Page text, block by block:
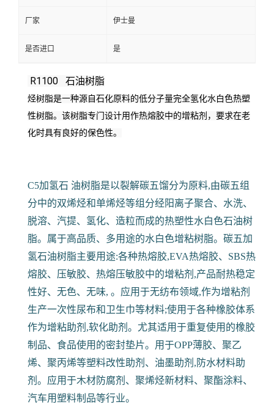
厂家 伊士曼
是否进口 是
R1100 石油树脂
烃树脂是一种源自石化原料的低分子量完全氢化水白色热塑
性树脂。 该树脂专门设计用作热熔胶中的增粘剂，要求在老
化时具有良好的保色性。
C5加氢石 油树脂是以裂解碳五馏分为原料,由碳五组
分中的双烯烃和单烯烃等组分经阳离子聚合、水洗、
脱溶、汽提、氢化、造粒而成的热塑性水白色石油树
脂。属于高品质、多用途的水白色增粘树脂。碳五加
氢石油树脂主要用途:各种热熔胶,EVA热熔胶、SBS热
熔胶、压敏胶、热熔压敏胶中的增粘剂,产品耐热稳定
性好、无色、无味, 。应用于无纺布领域,作为增粘剂
生产一次性尿布和卫生巾等材料;使用于各种橡胶体系
作为增粘助剂,软化助剂。尤其适用于重复使用的橡胶
制品、食品使用的密封垫片。用于OPP薄胶、聚乙
烯、聚丙烯等塑料改性助剂、油墨助剂,防水材料助
剂。应用于木材防腐剂、聚烯烃新材料、聚酯涂料、
汽车用塑料制品等行业。